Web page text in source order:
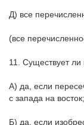
Д) все
(все
11. Существует
А) да, если
с запада на восток;
Б) да, если